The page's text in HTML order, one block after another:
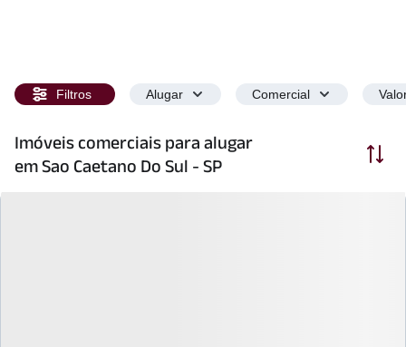
Filtros Alugar Comercial
Imóveis comerciais para alugar
em Sao Caetano Do Sul - SP
Ordenar